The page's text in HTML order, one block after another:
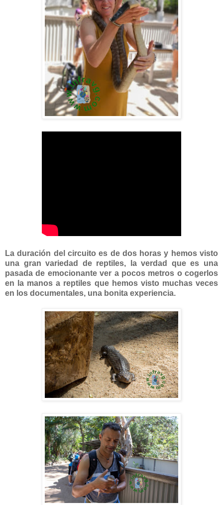
La duración del circuito es de dos horas y hemos visto
una gran variedad de reptiles, la verdad que es una
pasada de emocionante ver a pocos metros o cogerlos
en la manos a reptiles que hemos visto muchas veces
en los documentales, una bonita experiencia.